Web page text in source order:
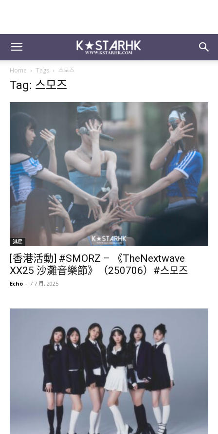
Home Tags 스모즈
Tag: 스모즈
港星
[香港活動] #SMORZ – 《TheNextwave
XX25 沙灘音樂節》（250706）#스모즈
Echo - 7 7 月, 2025